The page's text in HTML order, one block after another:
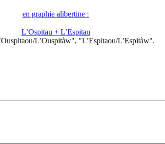
en graphie alibertine :
L’Ospitau + L’Espitau
L’Ouspitàw", "L’Espitaou/L’Espitàw".